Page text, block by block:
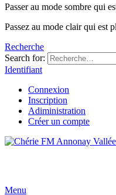
Passer au mode sombre qui
Passez au mode clair qui est
Recherche
Search for:
Identifiant
Connexion
Inscription
Adiministration
Créer un compte
Menu